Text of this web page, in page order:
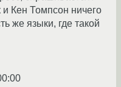
Кен Томпсон ничего
же языки, где такой